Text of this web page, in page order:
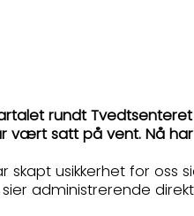
rundt
vært satt på vent. Nå
skapt usikkerhet for
administrerende